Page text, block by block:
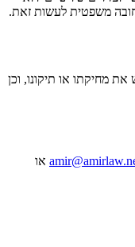
משפטית לעשות זאת.
מחיקתו או תיקונו, וכן
או